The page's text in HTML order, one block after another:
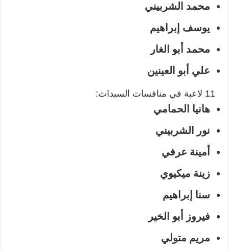
محمد الشربيني
يوسف إبراهيم
محمد أبو الغار
علي أبو العينين
11 لاعبة في منافسات السيدات:
هانيا الحمامي
نور الشربيني
أمينة عرفي
زينة ميكيوي
سنا إبراهيم
فيروز أبو الخير
مريم متولي